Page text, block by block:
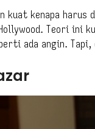
kuat kenapa harus
Teori ini
ada angin.